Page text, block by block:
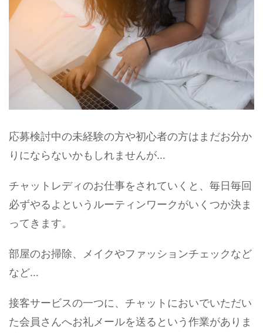
応募検討中の未経験の方や初心者の方はまだお分か
りにならないかもしれませんが…
チャットレディのお仕事をされていくと、毎日毎回
必ずやるよというルーティンワークがいくつか決ま
ってきます。
部屋のお掃除、メイクやファッションチェックなど
など…
接客サービスの一つに、チャットにおいでいただい
た会員さんへお礼メールを送るという作業がありま